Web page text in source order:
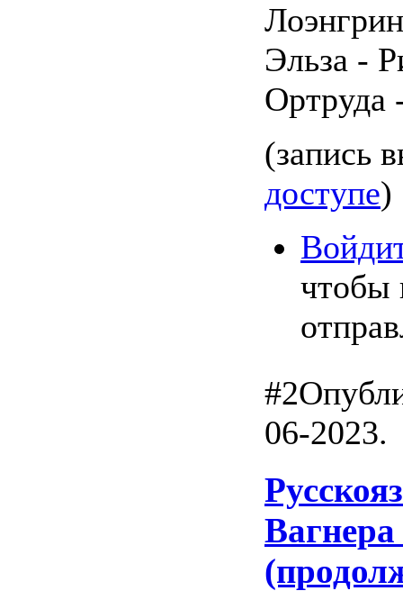
Эльза -
Ортруда
(запись
доступе)
чтобы
#2
06-2023.
Вагнера